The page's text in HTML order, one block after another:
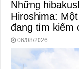
Những
Hiroshima:
đang tìm kiếm
06/08/2026